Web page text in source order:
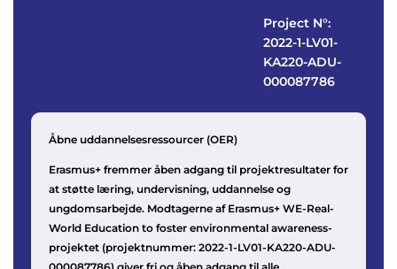
Project N°:
2022-1-LV01-
KA220-ADU-
000087786
Åbne uddannelsesressourcer (OER)
Erasmus+ fremmer åben adgang til projektresultater for
at støtte læring, undervisning, uddannelse og
ungdomsarbejde. Modtagerne af Erasmus+ WE-Real-
World Education to foster environmental awareness-
projektet (projektnummer: 2022-1-LV01-KA220-ADU-